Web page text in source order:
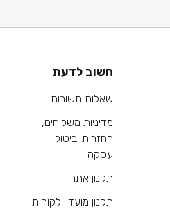
חשוב לדעת
שאלות תשובות
מדיניות משלוחים,
החזרות וביטול
עסקה
תקנון אתר
תקנון מועדון לקוחות